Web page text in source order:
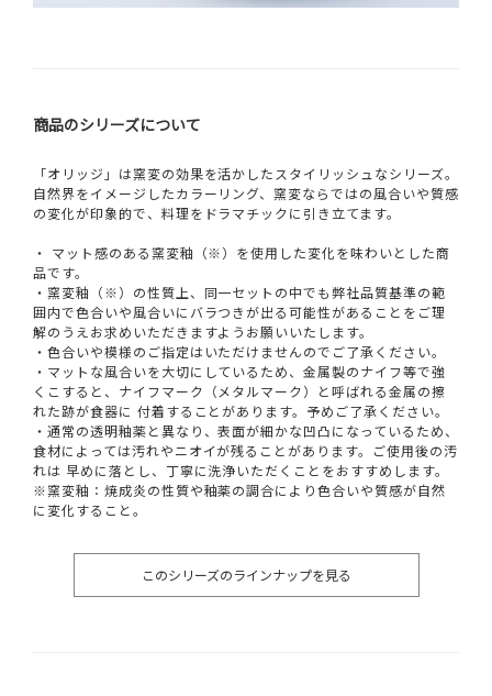
商品のシリーズについて
「オリッジ」は窯変の効果を活かしたスタイリッシュなシリーズ。
自然界をイメージしたカラーリング、窯変ならではの風合いや質感
の変化が印象的で、料理をドラマチックに引き立てます。
・ マット感のある窯変釉（※）を使用した変化を味わいとした商
品です。
・窯変釉（※）の性質上、同一セットの中でも弊社品質基準の範
囲内で色合いや風合いにバラつきが出る可能性があることをご理
解のうえお求めいただきますようお願いいたします。
・色合いや模様のご指定はいただけませんのでご了承ください。
・マットな風合いを大切にしているため、金属製のナイフ等で強
くこすると、ナイフマーク（メタルマーク）と呼ばれる金属の擦
れた跡が食器に 付着することがあります。予めご了承ください。
・通常の透明釉薬と異なり、表面が細かな凹凸になっているため、
食材によっては汚れやニオイが残ることがあります。ご使用後の汚
れは 早めに落とし、丁寧に洗浄いただくことをおすすめします。
※窯変釉：焼成炎の性質や釉薬の調合により色合いや質感が自然
に変化すること。
このシリーズのラインナップを見る